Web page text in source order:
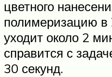
цветного
полимеризацию
уходит около 2
справится с
30 секунд.